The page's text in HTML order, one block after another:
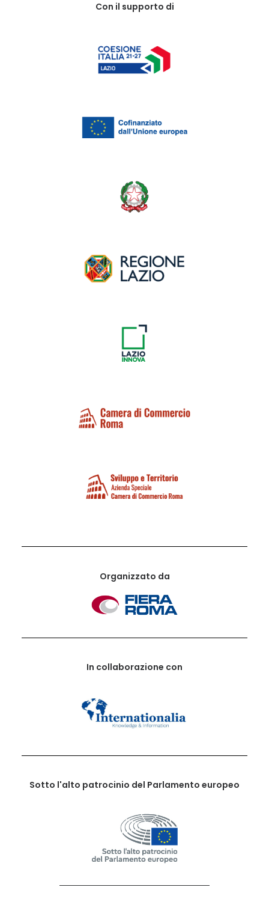
Con il supporto di
Organizzato da
In collaborazione con
Sotto l'alto patrocinio del Parlamento europeo